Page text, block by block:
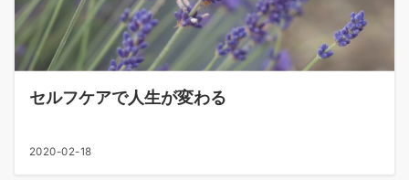
セルフケアで人生が変わる
2020-02-18